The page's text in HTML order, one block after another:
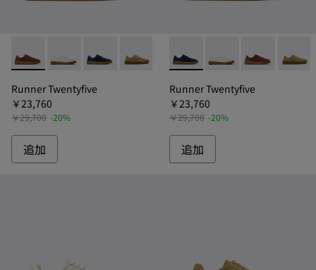
Runner Twentyfive - K101105-006 - ランナートゥエンテ
Runner Twentyfive - K101105-009 - ランナートゥ
Runner Twentyfive - K101105-005 - ランナ
Runner Twentyfive - K101105-002 -
Runner Twentyfive
￥23,760
￥29,700 -20%
追加
Runner Twentyfive -
Runner Twentyfive -
Runner
Runner Twentyfive
￥23,760
￥29,700 -20%
追加